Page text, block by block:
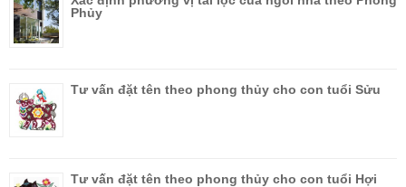
Phủy
Tư vấn đặt tên theo phong thủy cho con tuổi Sửu
Tư vấn đặt tên theo phong thủy cho con tuổi Hợi